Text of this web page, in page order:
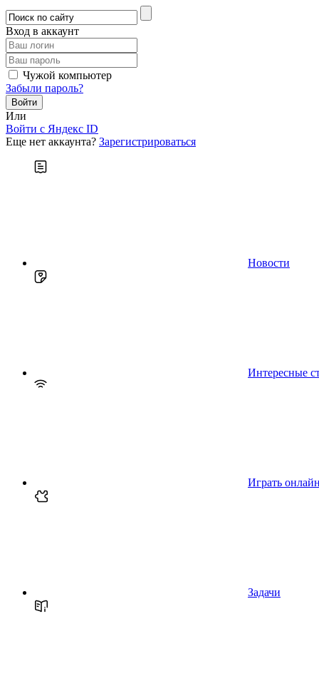
Вход в аккаунт
Чужой компьютер
Забыли пароль?
Или
Войти c Яндекс ID
Еще нет аккаунта? Зарегистрироваться
Новости
Интересные
Играть онлайн
Задачи